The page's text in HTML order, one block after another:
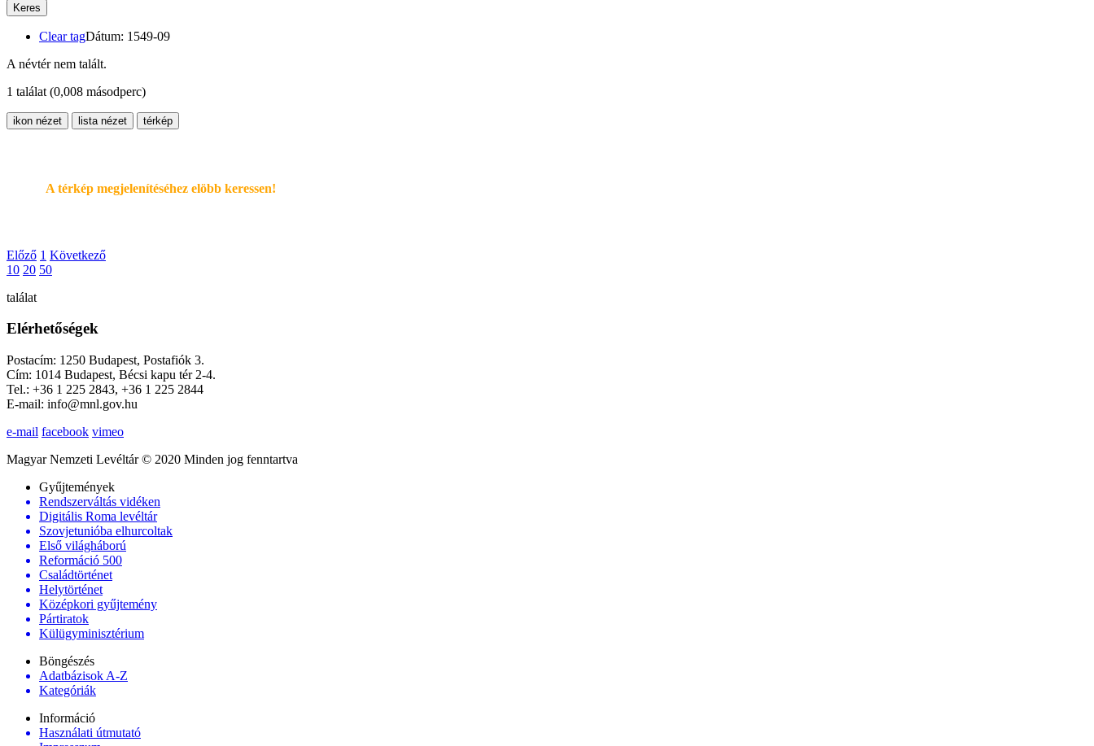
Keres
Clear tagDátum: 1549-09
A névtér nem talált.
1 találat (0,008 másodperc)
ikon nézet lista nézet térkép
A térkép megjelenítéséhez elöbb keressen!
Előző 1 Következő
10 20 50
találat
Elérhetőségek
Postacím: 1250 Budapest, Postafiók 3.
Cím: 1014 Budapest, Bécsi kapu tér 2-4.
Tel.: +36 1 225 2843, +36 1 225 2844
E-mail: info@mnl.gov.hu
e-mail facebook vimeo
Magyar Nemzeti Levéltár © 2020 Minden jog fenntartva
Gyűjtemények
Rendszerváltás vidéken
Digitális Roma levéltár
Szovjetunióba elhurcoltak
Első világháború
Reformáció 500
Családtörténet
Helytörténet
Középkori gyűjtemény
Pártiratok
Külügyminisztérium
Böngészés
Adatbázisok A-Z
Kategóriák
Információ
Használati útmutató